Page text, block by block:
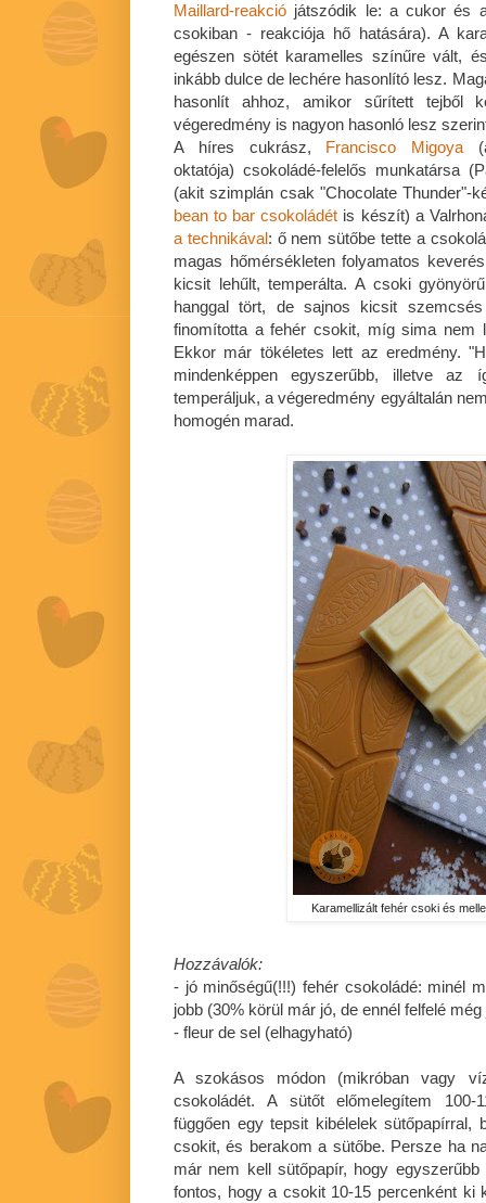
Maillard-reakció játszódik le: a cukor és
csokiban - reakciója hő hatására). A
egészen sötét karamelles színűre vált,
inkább dulce de lechére hasonlító lesz.
hasonlít ahhoz, amikor sűrített tejből
végeredmény is nagyon hasonló lesz
A híres cukrász, Francisco Migoya(a
oktatója) csokoládé-felelős munkatársa
(akit szimplán csak "Chocolate Thunder"-
bean to bar csokoládét is készít) a
a technikával: ő nem sütőbe tette a
magas hőmérsékleten folyamatos
kicsit lehűlt, temperálta. A csoki
hanggal tört, de sajnos kicsit
finomította a fehér csokit, míg sima nem
Ekkor már tökéletes lett az eredmény.
mindenképpen egyszerűbb, illetve
temperáljuk, a végeredmény egyáltalán
homogén marad.
Karamellizált fehér csoki és
Hozzávalók:
- jó minőségű(!!!) fehér csokoládé: minél
jobb (30% körül már jó, de ennél felfelé még
- fleur de sel (elhagyható)
A szokásos módon (mikróban vagy
csokoládét. A sütőt előmelegítem 100-
függően egy tepsit kibélelek sütőpapírral,
csokit, és berakom a sütőbe. Persze ha
már nem kell sütőpapír, hogy
fontos, hogy a csokit 10-15 percenként ki